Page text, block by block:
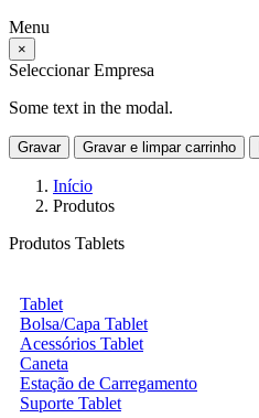
Menu
×
Seleccionar Empresa
Some text in the modal.
Gravar Gravar e limpar carrinho
Início
Produtos
Produtos Tablets
Tablet
Bolsa/Capa Tablet
Acessórios Tablet
Caneta
Estação de Carregamento
Suporte Tablet